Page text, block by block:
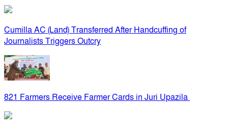
Cumilla AC (Land) Transferred After Handcuffing of
Journalists Triggers Outcry
821 Farmers Receive Farmer Cards in Juri Upazila